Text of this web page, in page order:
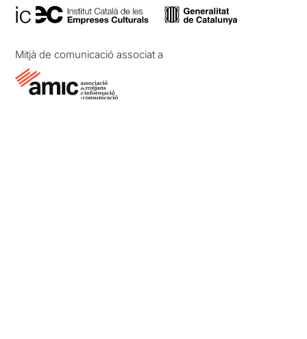
Mitjà de comunicació associat a